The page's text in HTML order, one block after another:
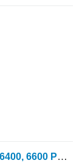
Tekerlekli traktör için John Deere 6200, 6400, 6600 Powerquad Planet Fren Muhafazası, R125 R101161